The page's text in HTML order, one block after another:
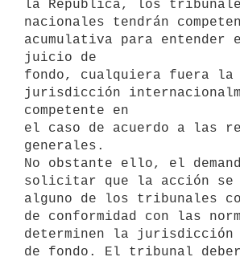
la República, los
nacionales tendrán
acumulativa para entender
juicio de
fondo, cualquiera fuera la
jurisdicción
competente en
el caso de acuerdo a las
generales.
No obstante ello, el
solicitar que la acción se
alguno de los tribunales
de conformidad con las
determinen la jurisdicción
de fondo. El tribunal